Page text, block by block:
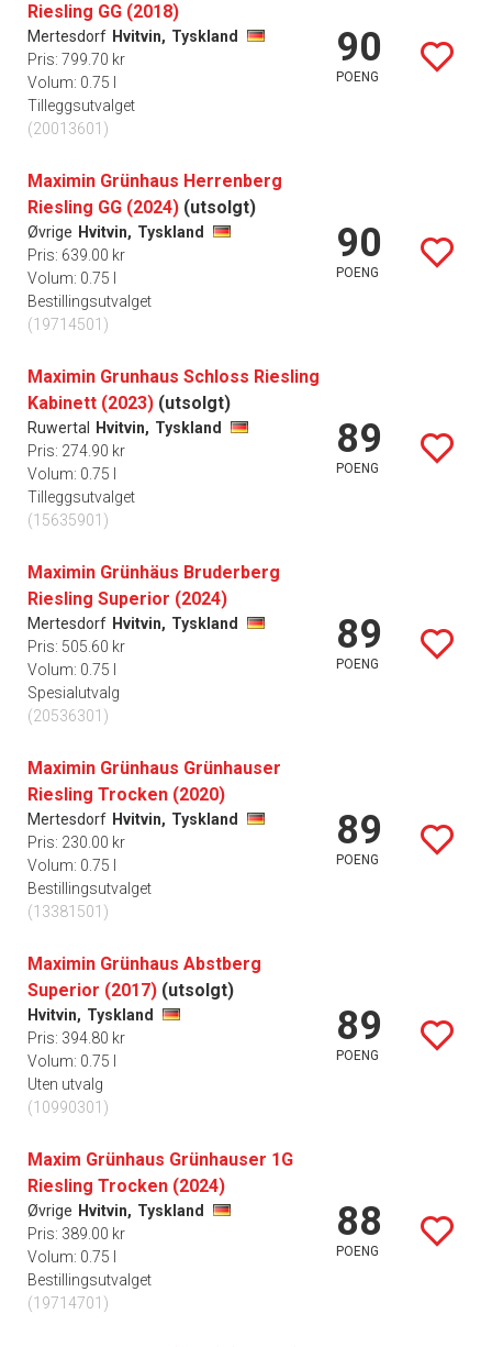
Riesling GG (2018)
Mertesdorf Hvitvin, Tyskland
Pris: 799.70 kr
Volum: 0.75 l
Tilleggsutvalget
(20013601)
90
POENG
Maximin Grünhaus Herrenberg
Riesling GG (2024) (utsolgt)
Øvrige Hvitvin, Tyskland
Pris: 639.00 kr
Volum: 0.75 l
Bestillingsutvalget
(19714501)
90
POENG
Maximin Grunhaus Schloss Riesling
Kabinett (2023) (utsolgt)
Ruwertal Hvitvin, Tyskland
Pris: 274.90 kr
Volum: 0.75 l
Tilleggsutvalget
(15635901)
89
POENG
Maximin Grünhäus Bruderberg
Riesling Superior (2024)
Mertesdorf Hvitvin, Tyskland
Pris: 505.60 kr
Volum: 0.75 l
Spesialutvalg
(20536301)
89
POENG
Maximin Grünhaus Grünhauser
Riesling Trocken (2020)
Mertesdorf Hvitvin, Tyskland
Pris: 230.00 kr
Volum: 0.75 l
Bestillingsutvalget
(13381501)
89
POENG
Maximin Grünhaus Abstberg
Superior (2017) (utsolgt)
Hvitvin, Tyskland
Pris: 394.80 kr
Volum: 0.75 l
Uten utvalg
(10990301)
89
POENG
Maxim Grünhaus Grünhauser 1G
Riesling Trocken (2024)
Øvrige Hvitvin, Tyskland
Pris: 389.00 kr
Volum: 0.75 l
Bestillingsutvalget
(19714701)
88
POENG